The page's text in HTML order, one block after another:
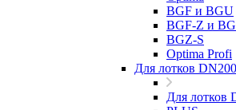
BGF и BGU
BGF-Z и
BGZ-S
Optima Profi
Для лотков DN200
Для лотков